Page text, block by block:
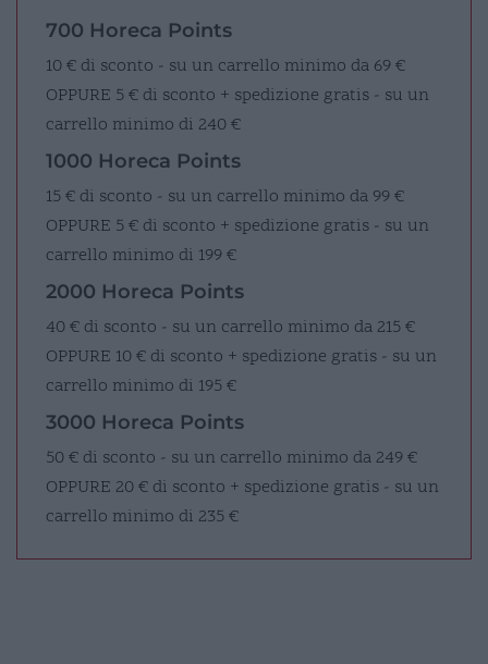
700 Horeca Points
10 € di sconto - su un carrello minimo da 69 €
OPPURE 5 € di sconto + spedizione gratis - su un
carrello minimo di 240 €
1000 Horeca Points
15 € di sconto - su un carrello minimo da 99 €
OPPURE 5 € di sconto + spedizione gratis - su un
carrello minimo di 199 €
2000 Horeca Points
40 € di sconto - su un carrello minimo da 215 €
OPPURE 10 € di sconto + spedizione gratis - su un
carrello minimo di 195 €
3000 Horeca Points
50 € di sconto - su un carrello minimo da 249 €
OPPURE 20 € di sconto + spedizione gratis - su un
carrello minimo di 235 €